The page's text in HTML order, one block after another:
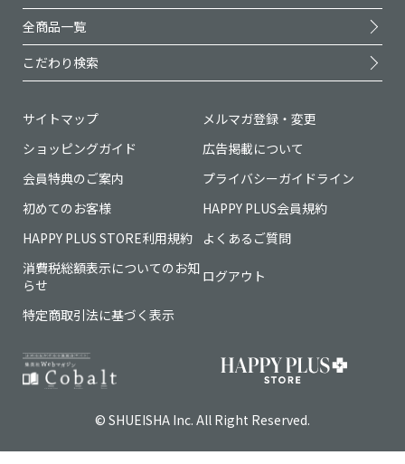
全商品一覧
こだわり検索
サイトマップ
メルマガ登録・変更
ショッピングガイド
広告掲載について
会員特典のご案内
プライバシーガイドライン
初めてのお客様
HAPPY PLUS会員規約
HAPPY PLUS STORE利用規約
よくあるご質問
消費税総額表示についてのお知
らせ
ログアウト
特定商取引法に基づく表示
© SHUEISHA Inc. All Right Reserved.